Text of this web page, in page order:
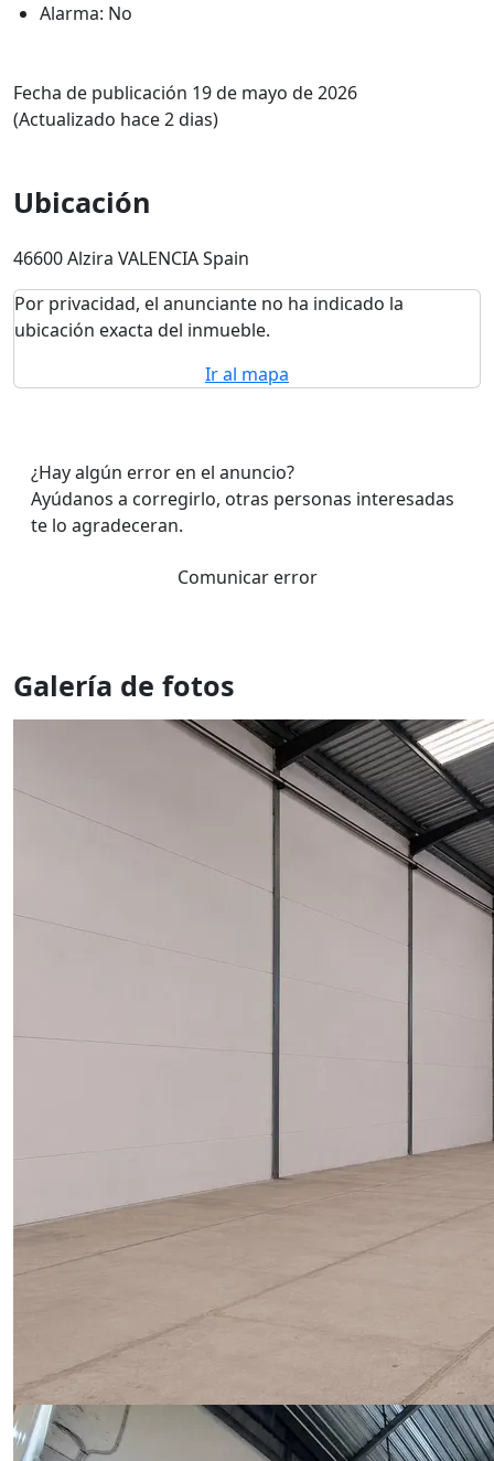
Alarma: No
Fecha de publicación 19 de mayo de 2026
(Actualizado hace 2 dias)
Ubicación
46600 Alzira VALENCIA Spain
Por privacidad, el anunciante no ha indicado la
ubicación exacta del inmueble.
Ir al mapa
¿Hay algún error en el anuncio?
Ayúdanos a corregirlo, otras personas interesadas
te lo agradeceran.
Comunicar error
Galería de fotos